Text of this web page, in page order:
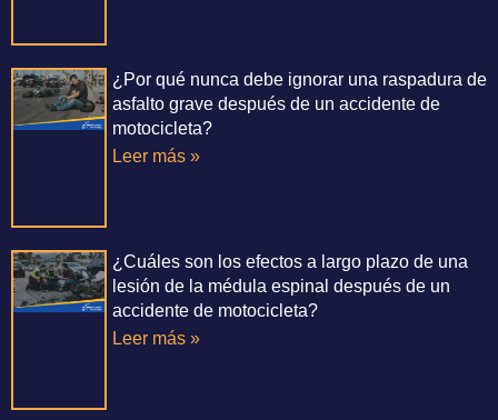
¿Por qué nunca debe ignorar una raspadura de
asfalto grave después de un accidente de
motocicleta?
Leer más »
¿Cuáles son los efectos a largo plazo de una
lesión de la médula espinal después de un
accidente de motocicleta?
Leer más »